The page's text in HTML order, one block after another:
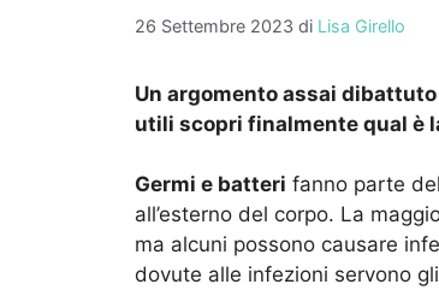
26 Settembre 2023 di Lisa Girello
Un argomento assai
utili scopri finalmente qual è
Germi e batteri fanno parte
all’esterno del corpo. La
ma alcuni possono causare
dovute alle infezioni servono